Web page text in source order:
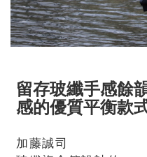
留存玻纖手感餘
感的優質平衡款
加藤誠司